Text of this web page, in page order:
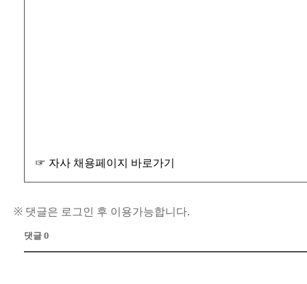
☞ 자사 채용페이지 바로가기
※ 댓글은 로그인 후 이용가능합니다.
댓글 0